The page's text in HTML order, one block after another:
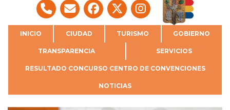
INICIO CIUDAD TURISMO GOBIERNO
TRANSPARENCIA SERVICIOS
RESULTADO CONCURSO CENTRO DE CONVENCIONES
NOTICIAS